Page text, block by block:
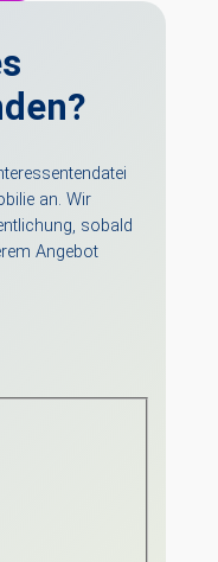
an. Wir
sobald
Angebot